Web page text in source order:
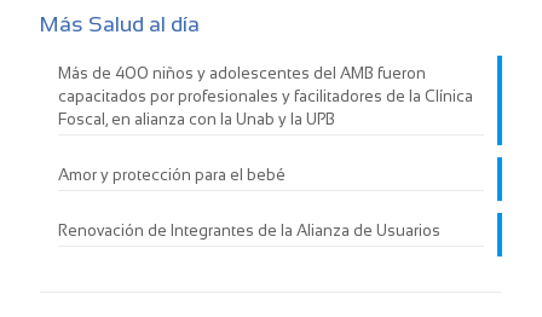
Más Salud al día
Más de 400 niños y adolescentes del AMB fueron
capacitados por profesionales y facilitadores de la Clínica
Foscal, en alianza con la Unab y la UPB
Amor y protección para el bebé
Renovación de Integrantes de la Alianza de Usuarios